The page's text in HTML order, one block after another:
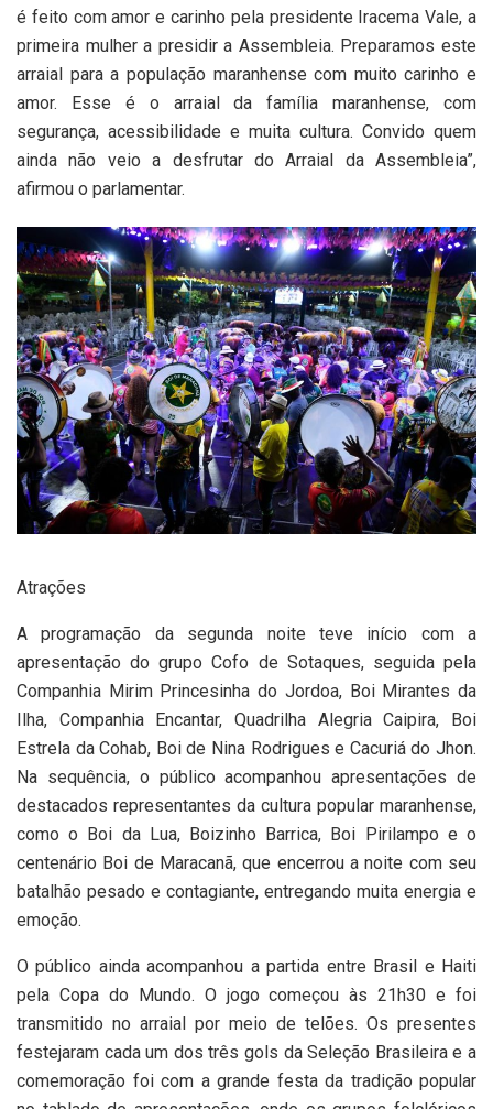
é feito com amor e carinho pela presidente Iracema Vale, a
primeira mulher a presidir a Assembleia. Preparamos este
arraial para a população maranhense com muito carinho e
amor. Esse é o arraial da família maranhense, com
segurança, acessibilidade e muita cultura. Convido quem
ainda não veio a desfrutar do Arraial da Assembleia”,
afirmou o parlamentar.
Atrações
A programação da segunda noite teve início com a
apresentação do grupo Cofo de Sotaques, seguida pela
Companhia Mirim Princesinha do Jordoa, Boi Mirantes da
Ilha, Companhia Encantar, Quadrilha Alegria Caipira, Boi
Estrela da Cohab, Boi de Nina Rodrigues e Cacuriá do Jhon.
Na sequência, o público acompanhou apresentações de
destacados representantes da cultura popular maranhense,
como o Boi da Lua, Boizinho Barrica, Boi Pirilampo e o
centenário Boi de Maracanã, que encerrou a noite com seu
batalhão pesado e contagiante, entregando muita energia e
emoção.
O público ainda acompanhou a partida entre Brasil e Haiti
pela Copa do Mundo. O jogo começou às 21h30 e foi
transmitido no arraial por meio de telões. Os presentes
festejaram cada um dos três gols da Seleção Brasileira e a
comemoração foi com a grande festa da tradição popular